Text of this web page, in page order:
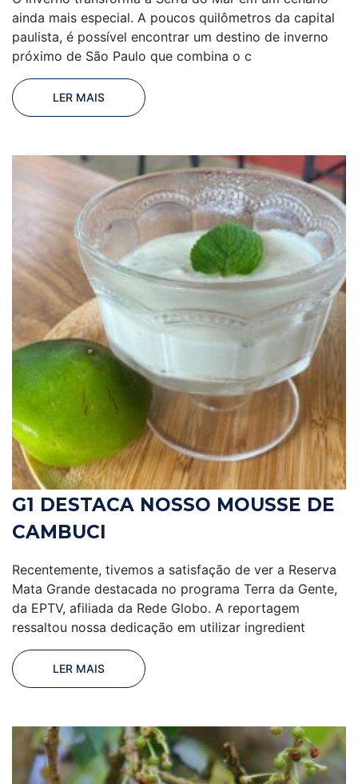
ainda mais especial. A poucos quilômetros da capital
paulista, é possível encontrar um destino de inverno
próximo de São Paulo que combina o c
LER MAIS
G1 DESTACA NOSSO MOUSSE DE
CAMBUCI
Recentemente, tivemos a satisfação de ver a Reserva
Mata Grande destacada no programa Terra da Gente,
da EPTV, afiliada da Rede Globo. A reportagem
ressaltou nossa dedicação em utilizar ingredient
LER MAIS